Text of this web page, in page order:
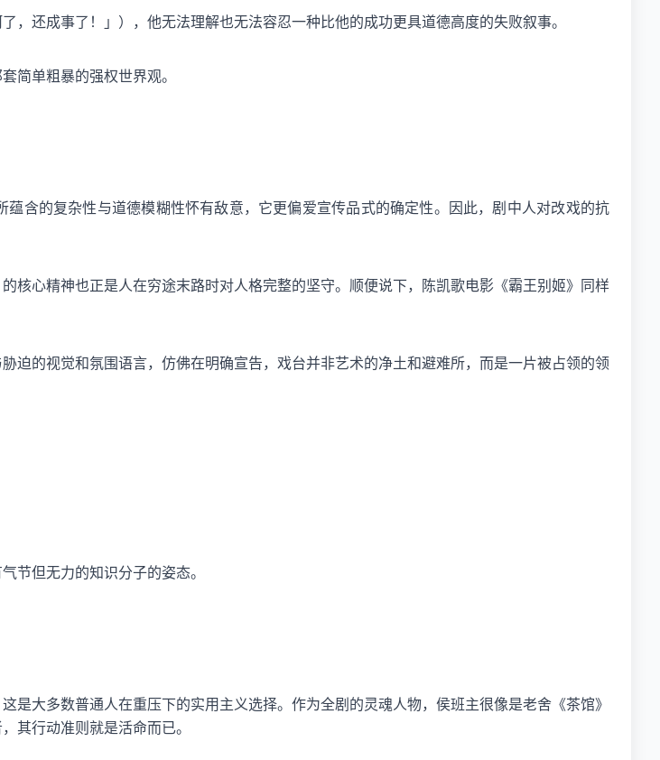
还成事了！」），他无法理解也无法容忍一种比他的成功更具道德高度的失败叙事。
简单粗暴的强权世界观。
含的复杂性与道德模糊性怀有敌意，它更偏爱宣传品式的确定性。因此，剧中人对改戏的抗
核心精神也正是人在穷途末路时对人格完整的坚守。顺便说下，陈凯歌电影《霸王别姬》同样
迫的视觉和氛围语言，仿佛在明确宣告，戏台并非艺术的净土和避难所，而是一片被占领的领
节但无力的知识分子的姿态。
大多数普通人在重压下的实用主义选择。作为全剧的灵魂人物，侯班主很像是老舍《茶馆》
其行动准则就是活命而已。